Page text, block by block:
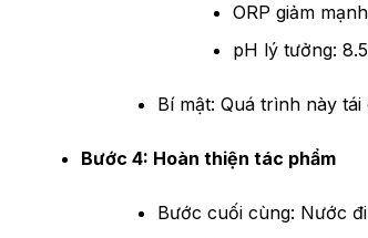
ORP giảm
pH lý tưởng:
Bí mật: Quá trình này
Bước 4: Hoàn thiện tác phẩm
Bước cuối cùng: Nước